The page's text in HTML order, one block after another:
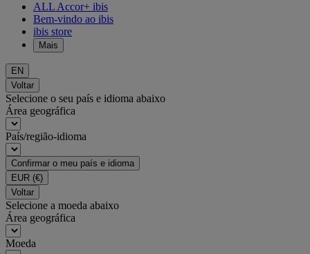
ALL Accor+ ibis
Bem-vindo ao ibis
ibis store
Mais
EN
Voltar
Selecione o seu país e idioma abaixo
Área geográfica
País/região-idioma
Confirmar o meu país e idioma
EUR (€)
Voltar
Selecione a moeda abaixo
Área geográfica
Moeda